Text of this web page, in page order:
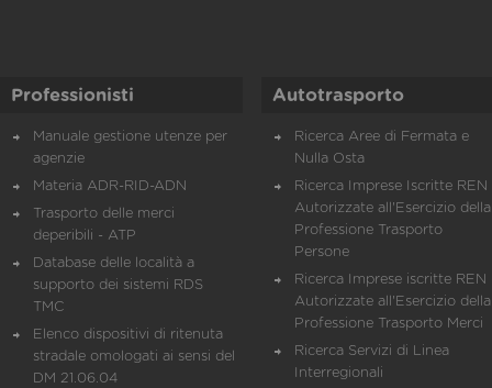
Professionisti
Manuale gestione utenze per
agenzie
Materia ADR-RID-ADN
Trasporto delle merci
deperibili - ATP
Database delle località a
supporto dei sistemi RDS
TMC
Elenco dispositivi di ritenuta
stradale omologati ai sensi del
DM 21.06.04
Autotrasporto
Ricerca Aree di Fermata e
Nulla Osta
Ricerca Imprese Iscritte REN
Autorizzate all'Esercizio della
Professione Trasporto
Persone
Ricerca Imprese iscritte REN
Autorizzate all'Esercizio della
Professione Trasporto Merci
Ricerca Servizi di Linea
Interregionali